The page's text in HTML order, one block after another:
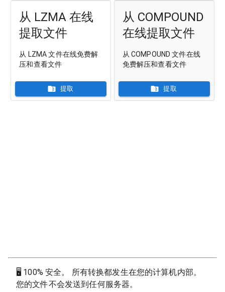
从 LZMA 在线
提取文件
从 LZMA 文件在线免费解
压和查看文件
提取
从 COMPOUND
在线提取文件
从 COMPOUND 文件在线
免费解压和查看文件
提取
🖥 100% 安全。 所有转换都发生在您的计算机内部。
您的文件不会发送到任何服务器。